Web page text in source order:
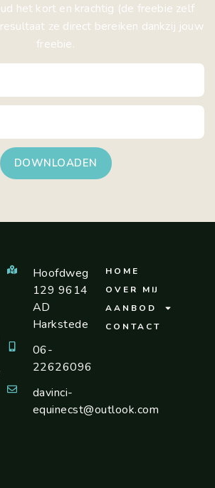
het kort en krachtig (de freebie zelf
ze direct bereiken dankzij jouw
freebie.
DOWNLOADEN
Hoofdweg
129 9614
AD
Harkstede
06-
22626096
davinci-
equinecst@outlook.com
HOME
OVER MIJ
AANBOD
CONTACT